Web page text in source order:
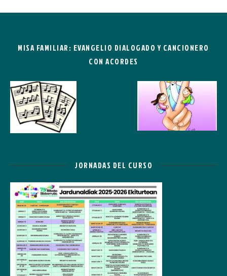
MISA FAMILIAR: EVANGELIO DIALOGADO Y CANCIONERO
CON ACORDES
JORNADAS DEL CURSO